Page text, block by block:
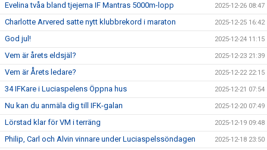
Evelina tvåa bland tjejerna IF Mantras 5000m-lopp 2025-12-26 08:47
Charlotte Arvered satte nytt klubbrekord i maraton 2025-12-25 16:42
God jul! 2025-12-24 11:15
Vem är årets eldsjäl? 2025-12-23 21:39
Vem är Årets ledare? 2025-12-22 22:15
34 IFKare i Luciaspelens Öppna hus 2025-12-21 07:54
Nu kan du anmäla dig till IFK-galan 2025-12-20 07:49
Lörstad klar för VM i terräng 2025-12-19 09:48
Philip, Carl och Alvin vinnare under Luciaspelssöndagen 2025-12-18 23:50